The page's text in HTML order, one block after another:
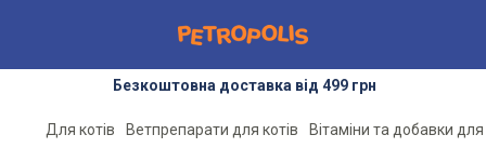
Безкоштовна доставка від 499 грн
Для котів Ветпрепарати для котів Вітаміни та добавки для